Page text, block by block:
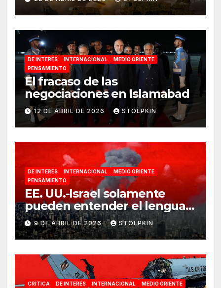
DE INTERÉS INTERNACIONAL
MEDIO ORIENTE
PENSAMIENTO
El fracaso de las
negociaciones en Islamabad
12 DE ABRIL DE 2026 STOLPKIN
DE INTERÉS INTERNACIONAL
MEDIO ORIENTE
PENSAMIENTO
EE. UU.-Israel solamente
pueden entender el lenguaje
de la guerra
9 DE ABRIL DE 2026 STOLPKIN
CRÍTICA DE INTERÉS INTERNACIONAL
MEDIO ORIENTE